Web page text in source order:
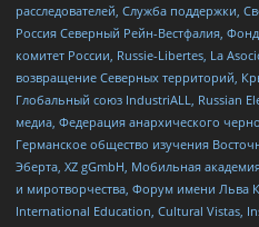
расследователей, Служба поддержки,
Россия Северный Рейн-Вестфалия,
комитет России, Russie-Libertes, La
возвращение Северных территорий,
Глобальный союз IndustriALL, Russian
медиа, Федерация анархического
Германское общество изучения
Эберта, XZ gGmbH, Мобильная
и миротворчества, Форум имени Льва
International Education, Cultural Vistas,